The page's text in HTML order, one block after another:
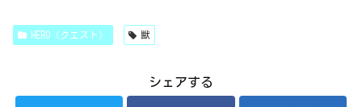
HERO（クエスト） 獣
シェアする